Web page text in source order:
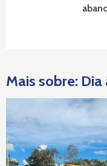
Mais sobre: Dia